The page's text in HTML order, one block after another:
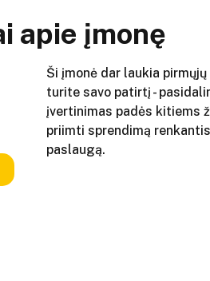
apie įmonę
Ši įmonė dar laukia
turite savo patirtį -
įvertinimas padės kitiems
priimti sprendimą
paslaugą.